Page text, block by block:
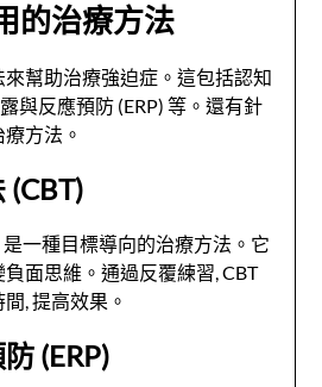
的治療方法
幫助治療強迫症。這包括認知
與反應預防 (ERP) 等。還有針
方法。
(CBT)
一種目標導向的治療方法。它
面思維。通過反覆練習, CBT
, 提高效果。
(ERP)